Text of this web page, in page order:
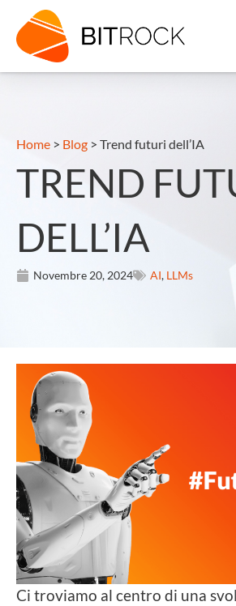
Home > Blog > Trend futuri dell’IA
TREND
DELL’IA
Novembre 20, 2024 AI, LLMs
Ci troviamo al centro di una